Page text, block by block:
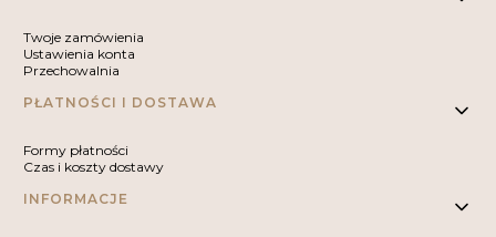
Twoje zamówienia
Ustawienia konta
Przechowalnia
PŁATNOŚCI I DOSTAWA
Formy płatności
Czas i koszty dostawy
INFORMACJE